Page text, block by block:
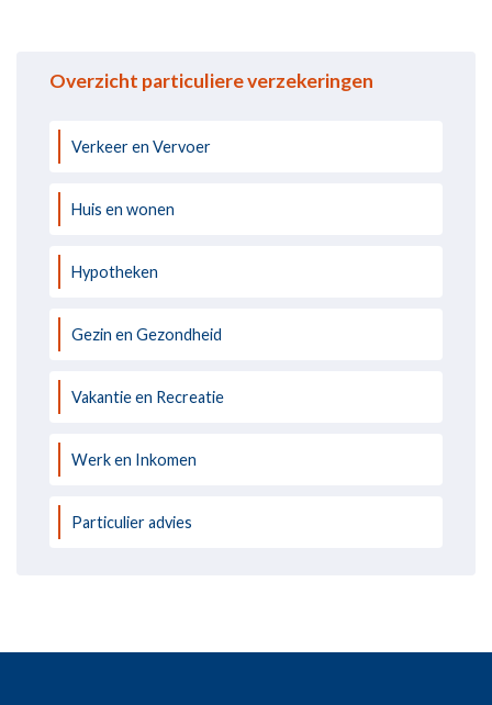
Overzicht particuliere verzekeringen
Verkeer en Vervoer
Huis en wonen
Hypotheken
Gezin en Gezondheid
Vakantie en Recreatie
Werk en Inkomen
Particulier advies